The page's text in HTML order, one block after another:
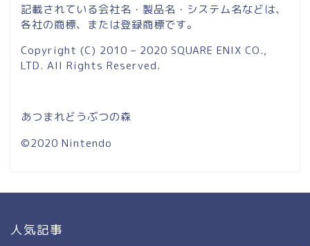
記載されている会社名・製品名・システム名などは、
各社の商標、または登録商標です。
Copyright (C) 2010 – 2020 SQUARE ENIX CO.,
LTD. All Rights Reserved.
あつまれどうぶつの森
©2020 Nintendo
人気記事